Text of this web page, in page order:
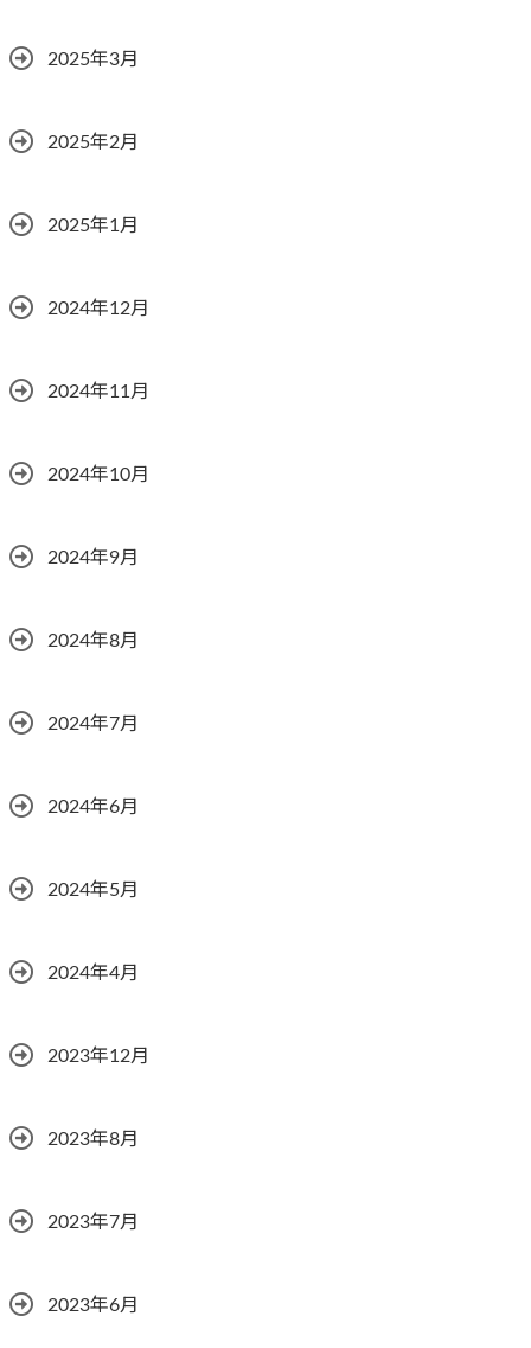
2025年3月
2025年2月
2025年1月
2024年12月
2024年11月
2024年10月
2024年9月
2024年8月
2024年7月
2024年6月
2024年5月
2024年4月
2023年12月
2023年8月
2023年7月
2023年6月